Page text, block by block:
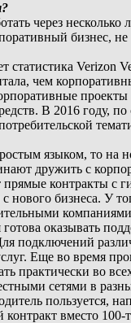
через
бизнес,
статистика Verizon
чем
В 2016 году,
языком, то на
дружить с
прямые контракты с
нового бизнеса. У
оказывать
подключений
Еще во время
практически во
сетями в
пользуется,
вместо 100-